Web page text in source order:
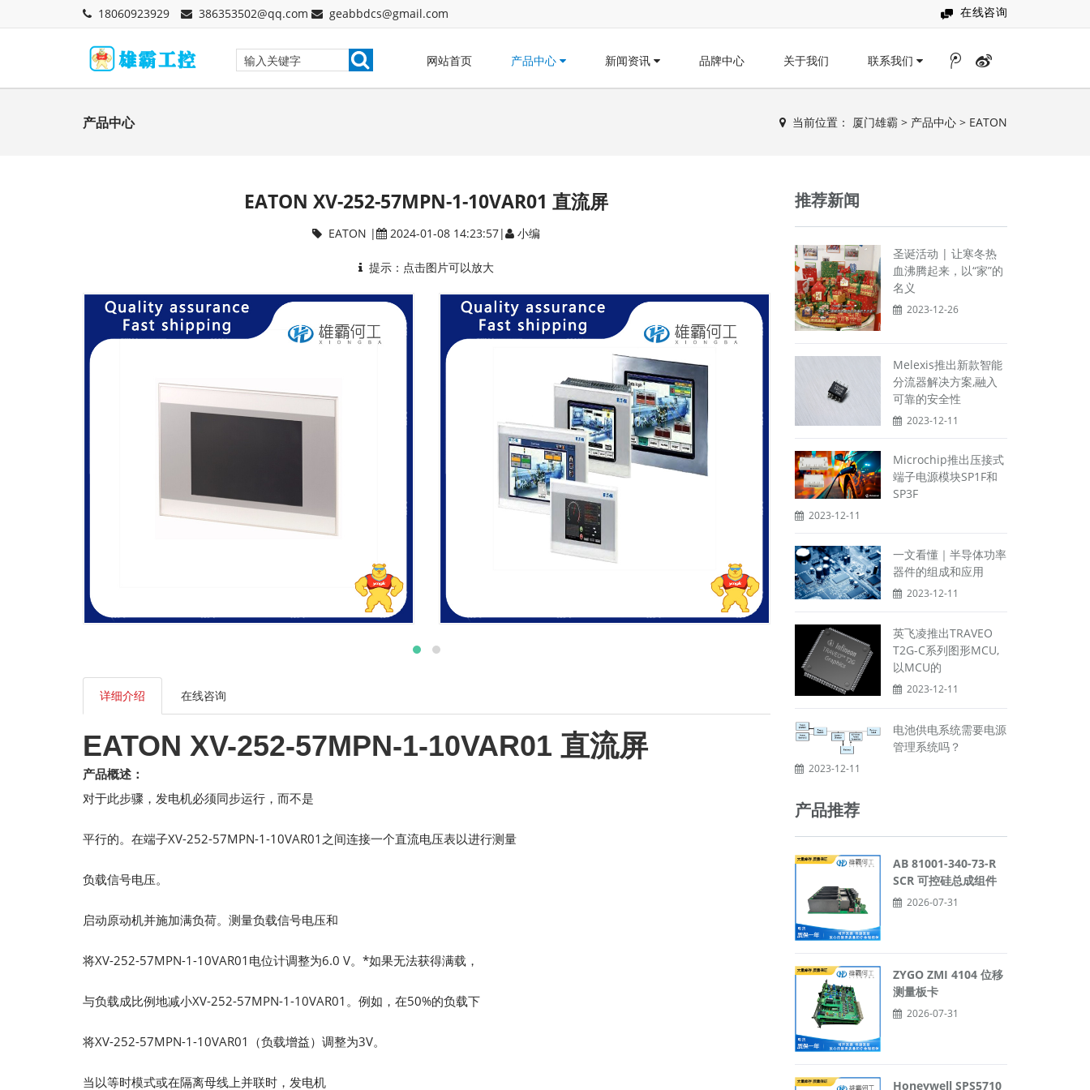
18060923929 386353502@qq.com geabbdcs@gmail.com 在线咨询
网站首页 产品中心 新闻资讯 品牌中心 关于我们 联系我们
产品中心 当前位置： 厦门雄霸 > 产品中心 > EATON
EATON XV-252-57MPN-1-10VAR01 直流屏
EATON | 2024-01-08 14:23:57| 小编
提示：点击图片可以放大
详细介绍 在线咨询
EATON XV-252-57MPN-1-10VAR01 直流屏
产品概述：
对于此步骤，发电机必须同步运行，而不是
平行的。在端子XV-252-57MPN-1-10VAR01之间连接一个直流电压表以进行测量
负载信号电压。
启动原动机并施加满负荷。测量负载信号电压和
将XV-252-57MPN-1-10VAR01电位计调整为6.0 V。*如果无法获得满载，
与负载成比例地减小XV-252-57MPN-1-10VAR01。例如，在50%的负载下
将XV-252-57MPN-1-10VAR01（负载增益）调整为3V。
当以等时模式或在隔离母线上并联时，发电机
推荐新闻
圣诞活动 | 让寒冬热
血沸腾起来，以“家”的
名义
2023-12-26
Melexis推出新款智能
分流器解决方案,融入
可靠的安全性
2023-12-11
Microchip推出压接式
端子电源模块SP1F和
SP3F
2023-12-11
一文看懂｜半导体功率
器件的组成和应用
2023-12-11
英飞凌推出TRAVEO
T2G-C系列图形MCU,
以MCU的
2023-12-11
电池供电系统需要电源
管理系统吗？
2023-12-11
产品推荐
AB 81001-340-73-R
SCR 可控硅总成组件
2026-07-31
ZYGO ZMI 4104 位移
测量板卡
2026-07-31
Honeywell SPS5710